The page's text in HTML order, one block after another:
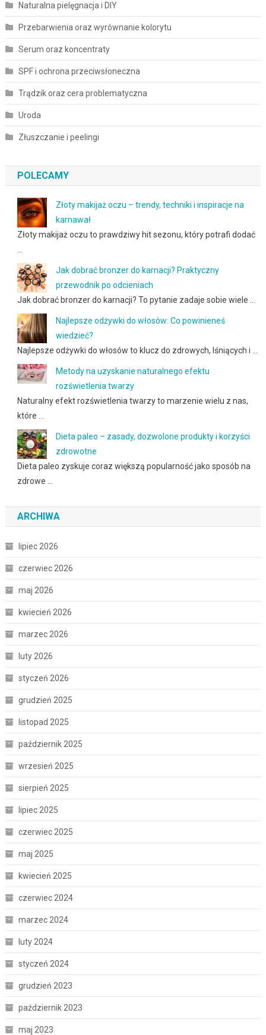
Naturalna pielęgnacja i DIY
Przebarwienia oraz wyrównanie kolorytu
Serum oraz koncentraty
SPF i ochrona przeciwsłoneczna
Trądzik oraz cera problematyczna
Uroda
Złuszczanie i peelingi
POLECAMY
Złoty makijaż oczu – trendy, techniki i inspiracje na
karnawał
Złoty makijaż oczu to prawdziwy hit sezonu, który potrafi dodać
Jak dobrać bronzer do karnacji? Praktyczny
przewodnik po odcieniach
Jak dobrać bronzer do karnacji? To pytanie zadaje sobie wiele …
Najlepsze odżywki do włosów: Co powinieneś
wiedzieć?
Najlepsze odżywki do włosów to klucz do zdrowych, lśniących i …
Metody na uzyskanie naturalnego efektu
rozświetlenia twarzy
Naturalny efekt rozświetlenia twarzy to marzenie wielu z nas,
które …
Dieta paleo – zasady, dozwolone produkty i korzyści
zdrowotne
Dieta paleo zyskuje coraz większą popularność jako sposób na
zdrowe …
ARCHIWA
lipiec 2026
czerwiec 2026
maj 2026
kwiecień 2026
marzec 2026
luty 2026
styczeń 2026
grudzień 2025
listopad 2025
październik 2025
wrzesień 2025
sierpień 2025
lipiec 2025
czerwiec 2025
maj 2025
kwiecień 2025
czerwiec 2024
marzec 2024
luty 2024
styczeń 2024
grudzień 2023
październik 2023
maj 2023